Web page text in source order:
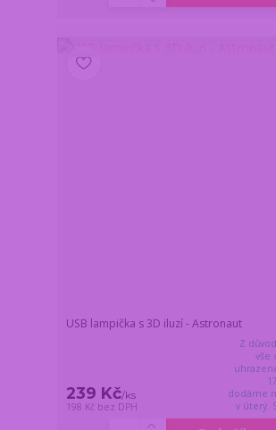
USB lampička s 3D iluzí - Astronaut
239 Kč/ks
198 Kč bez DPH
Z
vše
dodáme
v úterý.